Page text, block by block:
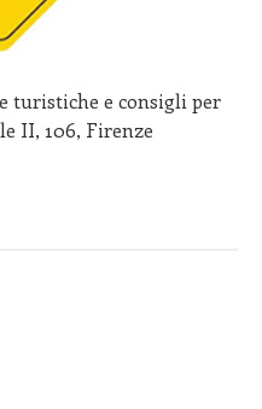
turistiche e consigli per
II, 106, Firenze